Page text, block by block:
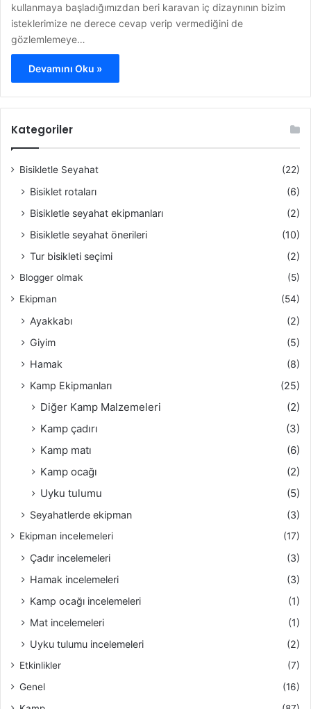
kullanmaya başladığımızdan beri karavan iç dizaynının bizim
isteklerimize ne derece cevap verip vermediğini de
gözlemlemeye…
Devamını Oku »
Kategoriler
Bisikletle Seyahat (22)
Bisiklet rotaları
(6)
Bisikletle seyahat ekipmanları
(2)
Bisikletle seyahat önerileri
(10)
Tur bisikleti seçimi
(2)
Blogger olmak
(5)
Ekipman
(54)
Ayakkabı
(2)
Giyim
(5)
Hamak
(8)
Kamp Ekipmanları
(25)
Diğer Kamp Malzemeleri
(2)
Kamp çadırı
(3)
Kamp matı
(6)
Kamp ocağı
(2)
Uyku tulumu
(5)
Seyahatlerde ekipman (3)
Ekipman incelemeleri (17)
Çadır incelemeleri
(3)
Hamak incelemeleri
(3)
Kamp ocağı incelemeleri
(1)
Mat incelemeleri
(1)
Uyku tulumu incelemeleri
(2)
Etkinlikler
(7)
Genel
(16)